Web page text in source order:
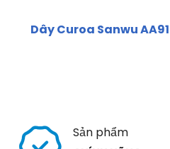
Dây Curoa Sanwu AA91
Sản phẩm